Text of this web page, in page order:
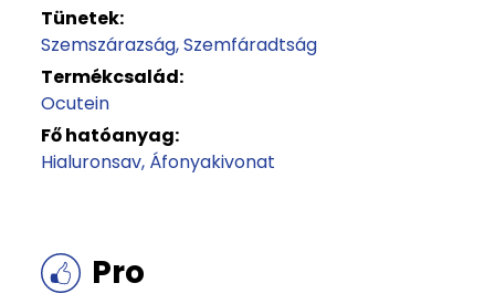
Tünetek:
Szemszárazság Szemfáradtság
Termékcsalád:
Ocutein
Fő hatóanyag:
Hialuronsav Áfonyakivonat
Pro